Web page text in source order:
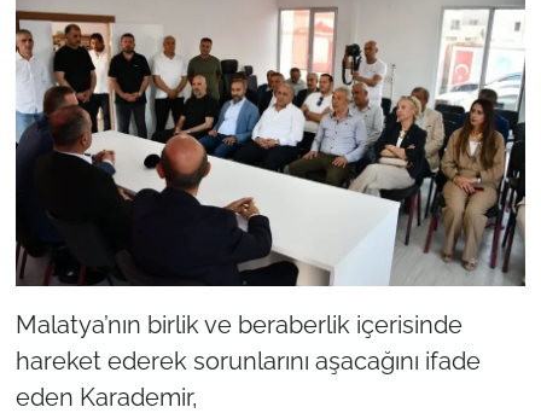
Malatya’nın birlik ve beraberlik içerisinde
hareket ederek sorunlarını aşacağını ifade
eden Karademir,